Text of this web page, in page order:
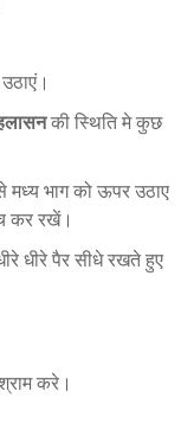
की स्थिति मे कुछ
मध्य भाग को ऊपर उठाए
कर रखें।
धीरे पैर सीधे रखते हुए
करे।